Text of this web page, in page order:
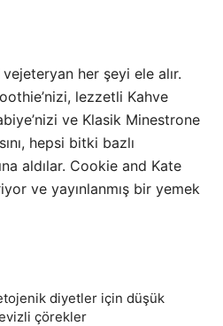
her şeyi ele alır.
lezzetli Kahve
ve Klasik Minestrone
hepsi bitki bazlı
aldılar. Cookie and Kate
ve yayınlanmış bir yemek